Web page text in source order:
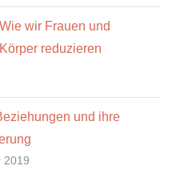
wir Frauen und
reduzieren
und ihre
2019